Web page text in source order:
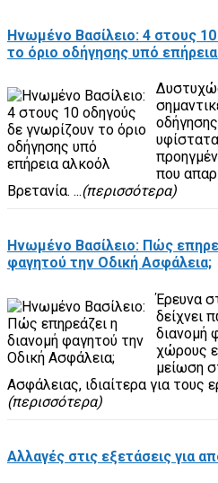
Ηνωμένο Βασίλειο: 4 στους
το όριο οδήγησης υπό
που
Βρετανία. ...(περισσότερα)
Ηνωμένο Βασίλειο: Πώς
φαγητού την Οδική Ασφάλεια;
Έρευνα
δείχνει
διανομή
χώρους
μείωση
Ασφάλειας, ιδιαίτερα για τους
(περισσότερα)
Αλλαγές στις εξετάσεις για